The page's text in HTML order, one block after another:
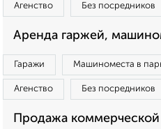
Агенство Без посредников
Аренда гаржей,
Гаражи Машиноместа в
Агенство Без посредников
Продажа